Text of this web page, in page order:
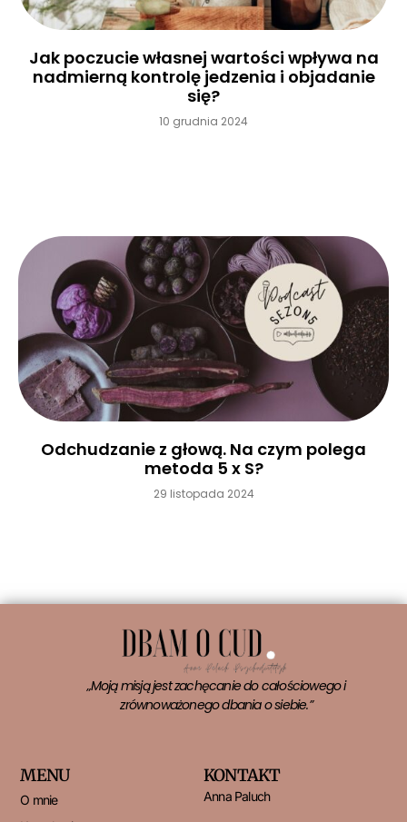
Jak poczucie własnej wartości wpływa na
nadmierną kontrolę jedzenia i objadanie
się?
10 grudnia 2024
Odchudzanie z głową. Na czym polega
metoda 5 x S?
29 listopada 2024
„Moją misją jest zachęcanie do całościowego i
zrównoważonego dbania o siebie.”
MENU
O mnie
KONTAKT
Anna Paluch